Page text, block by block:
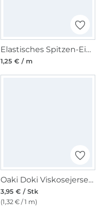
Elastisches Spitzen-Einfassband mit Stickerei schwarz 12 mm
1,25 € / m
Oaki Doki Viskosejersey - Einfassband Leo 3m, weiss
3,95 € / Stk
(1,32 € / 1 m)